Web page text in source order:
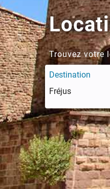
Trouvez votre
Destination